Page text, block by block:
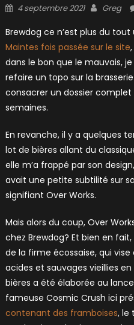
Posted
4 septembre 2021 Author
Greg
Brewdog ce n’est plus du
Maintes fois passée sur le site
dans le bon que le mauvais,
refaire un topo sur la
consacrer un dossier
semaines.
En revanche, il y a quelques
lot de bières allant du
elle m’a frappé par son
avait une petite subtilité sur
signifiant Over Works.
Mais alors du coup, Over
chez Brewdog? Et bien en fait,
de la firme écossaise, qui
acides et sauvages vieillies en
bières a été élaborée au
fameuse Cosmic Crush ici
contenant des framboises, le